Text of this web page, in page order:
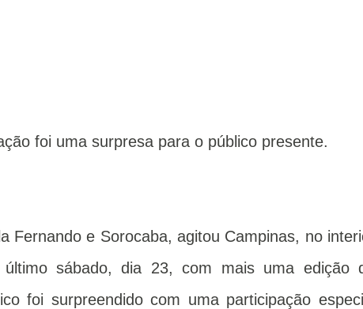
foi uma surpresa para o público presente.
Fernando e Sorocaba, agitou Campinas, no
sábado, dia 23, com mais uma edição
foi surpreendido com uma participação